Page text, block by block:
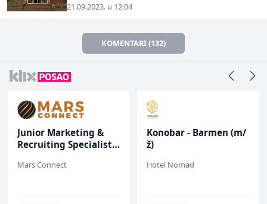
21.09.2023. u 12:04
KOMENTARI (132)
Junior Marketing &
Recruiting Specialist
Mars Connect
Konobar - Barmen (m/
ž)
Hotel Nomad